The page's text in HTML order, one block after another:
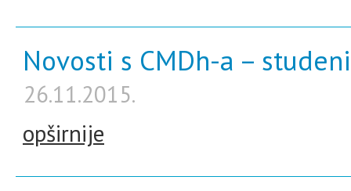
Novosti s CMDh-a –
26.11.2015.
opširnije